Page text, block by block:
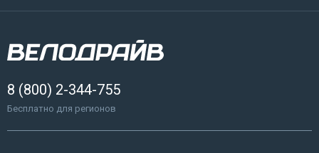
8 (800) 2-344-755
Бесплатно для регионов